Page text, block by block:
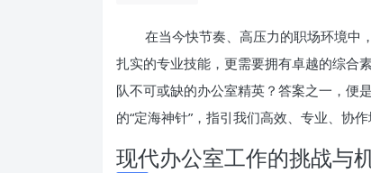
在当今快节奏、高压力的职场环境中
扎实的专业技能，更需要拥有卓越的综合
队不可或缺的办公室精英？答案之一，便是
的“定海神针”，指引我们高效、专业、协
现代办公室工作的挑战与